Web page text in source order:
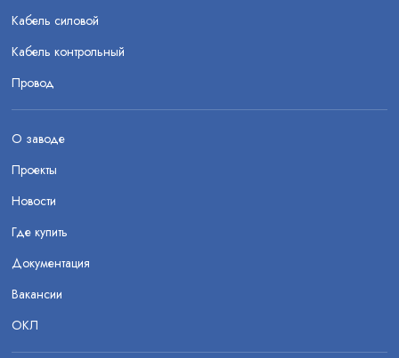
Кабель силовой
Кабель контрольный
Провод
О заводе
Проекты
Новости
Где купить
Документация
Вакансии
ОКЛ